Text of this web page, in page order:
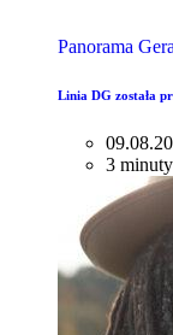
Panorama
Linia DG została
3 minuty